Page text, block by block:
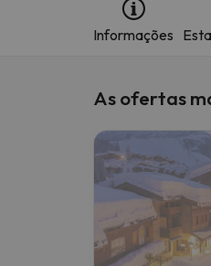
Bem, parece
Informações
As ofertas